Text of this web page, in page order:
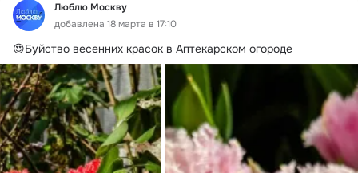
Люблю Москву
добавлена 18 марта в 17:10
😍Буйство весенних красок в Аптекарском огороде